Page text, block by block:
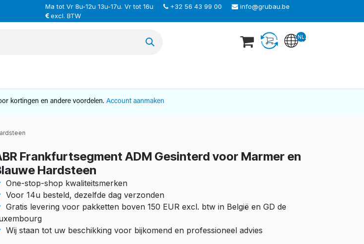
Ma tot Vr 8u-12u 13u-17u. Vr tot 16u +32 56 43 99 00
info@grubau.be
excl. BTW
NL
kortingen en andere voordelen. Account aanmaken
Frankfurtsegment ADM Gesinterd voor Marmer en
Hardsteen
One-stop-shop kwaliteitsmerken
Voor 14u besteld, dezelfde dag verzonden
Gratis levering voor pakketten boven 150 EUR excl. btw in België en GD de
Wij staan tot uw beschikking voor bijkomend en professioneel advies